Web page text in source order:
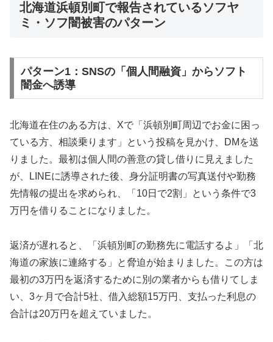
北海道浜頓別町で報告されているソフヤ
ミ・ソフ闇被害のパターン
パターン1：SNSの「個人間融資」からソフト
闇金へ誘導
北海道在住のある方は、Xで「浜頓別町周辺でお金に困っ
ている方、相談乗ります」という投稿を見かけ、DMを送
りました。最初は個人間の善意の貸し借りに見えました
が、LINEに誘導された後、身分証明書の写真送付や勤務
先情報の提出を求められ、「10日で2割」という条件で3
万円を借りることになりました。
返済が遅れると、「浜頓別町の勤務先に電話するよ」「北
海道の家族に連絡する」と脅迫が始まりました。この方は
最初の3万円を返済するために別の業者からも借りてしま
い、3ヶ月で合計5社、借入総額15万円、支払った利息の
合計は20万円を超えていました。